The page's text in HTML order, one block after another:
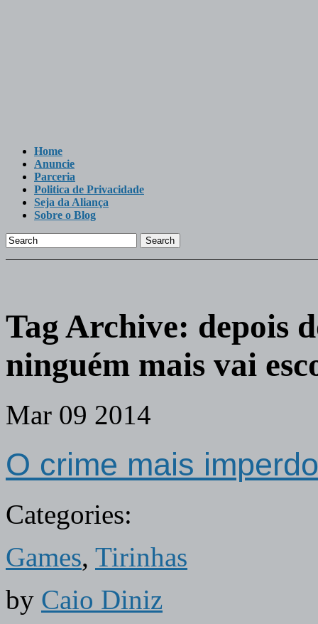
Home
Anuncie
Parceria
Politica de Privacidade
Seja da Aliança
Sobre o Blog
Search
Tag Archive: depois
ninguém mais vai
Mar 09 2014
O crime mais
Categories:
Games, Tirinhas
by Caio Diniz